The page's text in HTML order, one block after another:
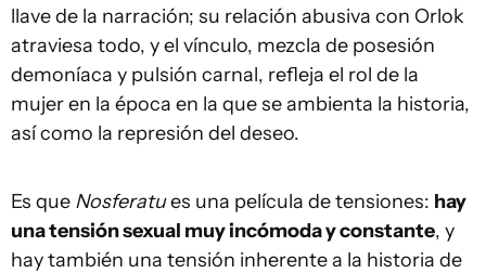
llave de la narración; su relación abusiva con Orlok
atraviesa todo, y el vínculo, mezcla de posesión
demoníaca y pulsión carnal, refleja el rol de la
mujer en la época en la que se ambienta la historia,
así como la represión del deseo.
Es que Nosferatues una película de tensiones: hay
una tensión sexual muy incómoda y constante, y
hay también una tensión inherente a la historia de